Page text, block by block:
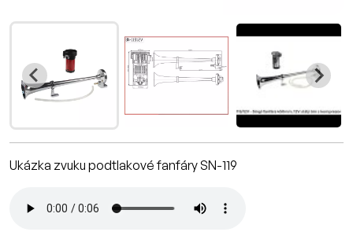
Ukázka zvuku podtlakové fanfáry SN-119